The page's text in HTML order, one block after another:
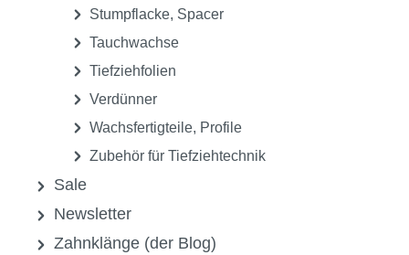
Stumpflacke, Spacer
Tauchwachse
Tiefziehfolien
Verdünner
Wachsfertigteile, Profile
Zubehör für Tiefziehtechnik
Sale
Newsletter
Zahnklänge (der Blog)